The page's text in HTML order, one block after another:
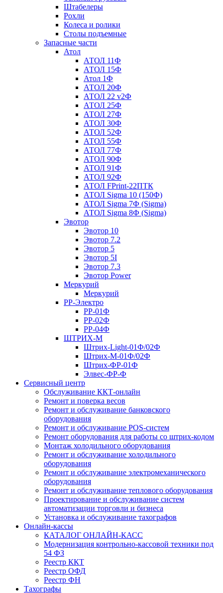
Штабелеры
Рохли
Колеса и ролики
Столы подъемные
Запасные части
Атол
АТОЛ 11Ф
АТОЛ 15Ф
Атол 1Ф
АТОЛ 20Ф
АТОЛ 22 v2Ф
АТОЛ 25Ф
АТОЛ 27Ф
АТОЛ 30Ф
АТОЛ 52Ф
АТОЛ 55Ф
АТОЛ 77Ф
АТОЛ 90Ф
АТОЛ 91Ф
АТОЛ 92Ф
АТОЛ FPrint-22ПТК
АТОЛ Sigma 10 (150Ф)
АТОЛ Sigma 7Ф (Sigma)
АТОЛ Sigma 8Ф (Sigma)
Эвотор
Эвотор 10
Эвотор 7.2
Эвотор 5
Эвотор 5I
Эвотор 7.3
Эвотор Power
Меркурий
Меркурий
РР-Электро
РР-01Ф
РР-02Ф
РР-04Ф
ШТРИХ-М
Штрих-Light-01Ф/02Ф
Штрих-М-01Ф/02Ф
Штрих-ФР-01Ф
Элвес-ФР-Ф
Сервисный центр
Обслуживание ККТ-онлайн
Ремонт и поверка весов
Ремонт и обслуживание банковского
оборудования
Ремонт и обслуживание POS-систем
Ремонт оборудования для работы со штрих-кодом
Монтаж холодильного оборудования
Ремонт и обслуживание холодильного
оборудования
Ремонт и обслуживание электромеханического
оборудования
Ремонт и обслуживание теплового оборудования
Проектирование и обслуживание систем
автоматизации торговли и бизнеса
Установка и обслуживание тахографов
Онлайн-кассы
КАТАЛОГ ОНЛАЙН-КАСС
Модернизация контрольно-кассовой техники под
54 ФЗ
Реестр ККТ
Реестр ОФД
Реестр ФН
Тахографы